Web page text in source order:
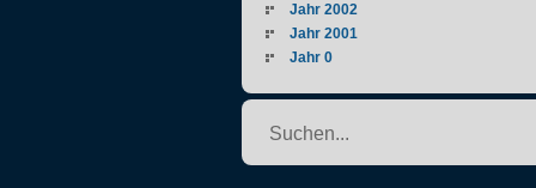
Jahr 2002
Jahr 2001
Jahr 0